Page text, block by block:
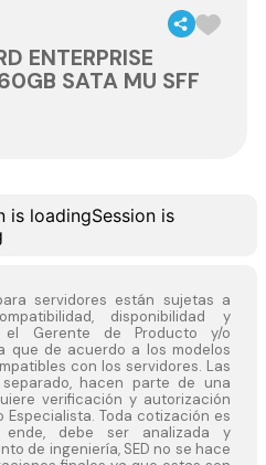
ENTERPRISE
SATA MU SFF
is loadingSession is
servidores están sujetas a
disponibilidad y
el Gerente de Producto y/o
que de acuerdo a los modelos
con los servidores. Las
hacen parte de una
verificación y autorización
Toda cotización es
ende, debe ser analizada y
de ingeniería, SED no se hace